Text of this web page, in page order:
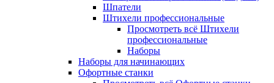
Шпатели
Штихели профессиональные
Просмотреть всё Штихели
профессиональные
Наборы
Наборы для начинающих
Офортные станки